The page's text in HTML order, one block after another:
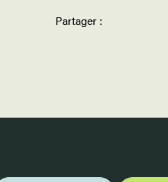
Partager :